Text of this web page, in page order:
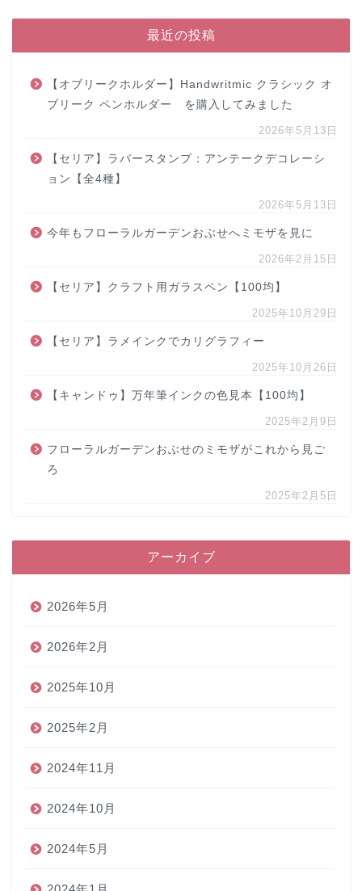
最近の投稿
【オブリークホルダー】Handwritmic クラシック オ
ブリーク ペンホルダー を購入してみました
2026年5月13日
【セリア】ラバースタンプ：アンテークデコレーシ
ョン【全4種】
2026年5月13日
今年もフローラルガーデンおぶせへミモザを見に
2026年2月15日
【セリア】クラフト用ガラスペン【100均】
2025年10月29日
【セリア】ラメインクでカリグラフィー
2025年10月26日
【キャンドゥ】万年筆インクの色見本【100均】
2025年2月9日
フローラルガーデンおぶせのミモザがこれから見ご
ろ
2025年2月5日
アーカイブ
2026年5月
2026年2月
2025年10月
2025年2月
2024年11月
2024年10月
2024年5月